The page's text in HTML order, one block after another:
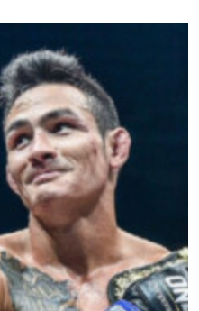
TERBARU
pun anda pergi!
akses ke berita